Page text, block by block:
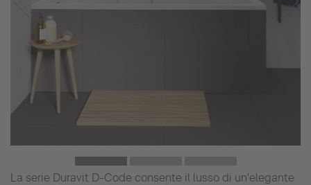
La serie Duravit D-Code consente il lusso di un'elegante